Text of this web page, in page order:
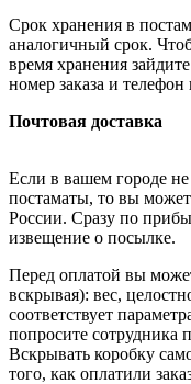
Срок хранения в
аналогичный срок.
время хранения
номер заказа и телефон
Почтовая доставка
Если в вашем городе не
постаматы, то вы
России. Сразу по
извещение о посылке.
Перед оплатой вы
вскрывая): вес,
соответствует
попросите сотрудника
Вскрывать коробку
того, как оплатили